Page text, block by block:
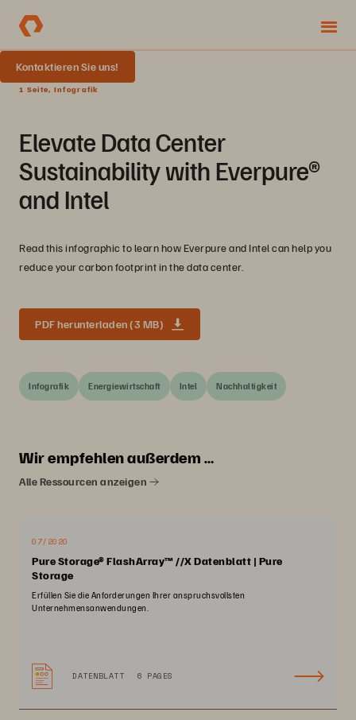
Kontaktieren Sie uns!
1 Seite, Infografik
Elevate Data Center
Sustainability with Everpure®
and Intel
Read this infographic to learn how Everpure and Intel can help you
reduce your carbon footprint in the data center.
PDF herunterladen (3 MB)
Infografik Energiewirtschaft Intel Nachhaltigkeit
Wir empfehlen außerdem …
Alle Ressourcen anzeigen
07/2020
Pure Storage® FlashArray™ //X Datenblatt | Pure
Storage
Erfüllen Sie die Anforderungen Ihrer anspruchsvollsten
Unternehmensanwendungen.
DATENBLATT 6 PAGES